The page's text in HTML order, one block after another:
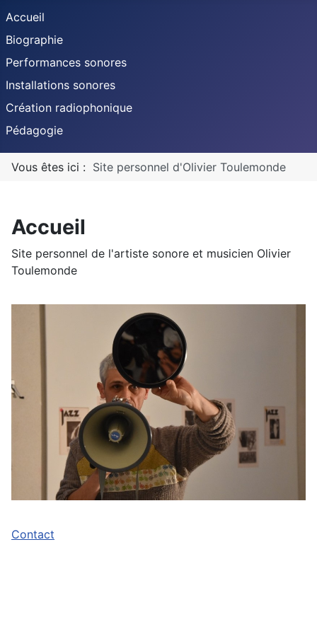
Accueil
Biographie
Performances sonores
Installations sonores
Création radiophonique
Pédagogie
Vous êtes ici : Site personnel d'Olivier Toulemonde
Accueil
Site personnel de l'artiste sonore et musicien Olivier
Toulemonde
Contact